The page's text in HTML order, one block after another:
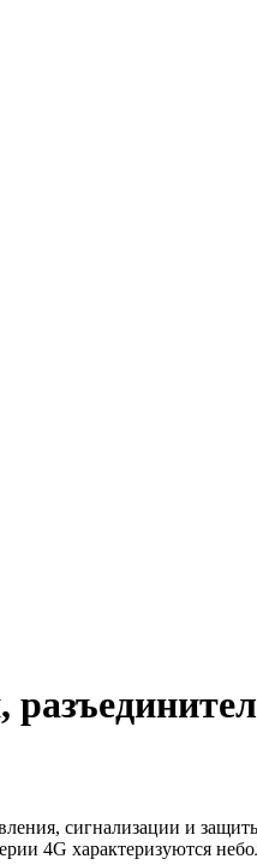
сигнализации и
4G характеризуются